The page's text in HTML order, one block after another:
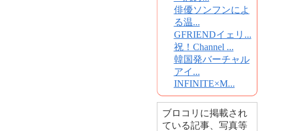
俳優ソンフンによ
る温...
GFRIENDイェリ...
祝！Channel ...
韓国発バーチャル
アイ...
INFINITE×M...
ブロコリに掲載され
ている記事、写真等